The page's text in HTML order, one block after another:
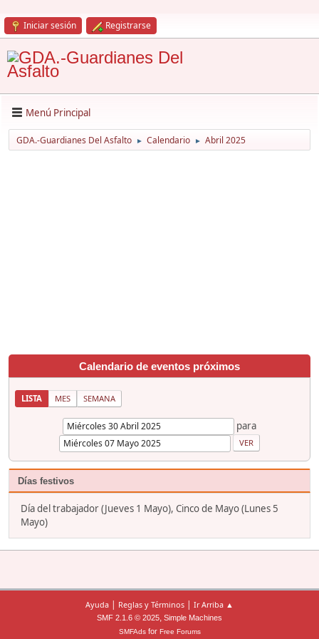
Iniciar sesión Registrarse
Menú Principal
GDA.-Guardianes Del Asfalto ► Calendario ► Abril 2025
Calendario de eventos próximos
LISTA MES SEMANA
para
Días festivos
Día del trabajador (Jueves 1 Mayo), Cinco de Mayo (Lunes 5
Mayo)
Ayuda | Reglas y Términos | Ir Arriba ▲
SMF 2.1.6 © 2025, Simple Machines
SMFAdsfor Free Forums